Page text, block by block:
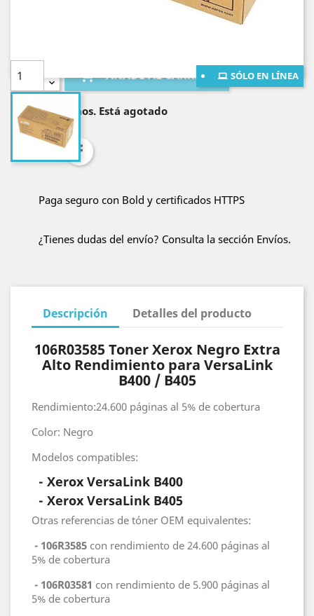
SÓLO EN LÍNEA
¡Envío gratis al resto de Colombia por compras
 AÑADE AL CARRITO
Lo sentimos. Está agotado
Paga seguro con Bold y certificados HTTPS
¿Tienes dudas del envío? Consulta la sección Envíos.
Descripción Detalles del producto
106R03585 Toner Xerox Negro Extra
Alto Rendimiento para VersaLink
B400 / B405
Rendimiento:24.600 páginas al 5% de cobertura
Color: Negro
Modelos compatibles:
- Xerox VersaLink B400
- Xerox VersaLink B405
Otras referencias de tóner OEM equivalentes:
- 106R3585 con rendimiento de 24.600 páginas al
5% de cobertura
- 106R03581 con rendimiento de 5.900 páginas al
5% de cobertura